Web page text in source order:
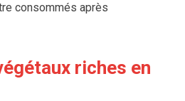
consommés après
riches en